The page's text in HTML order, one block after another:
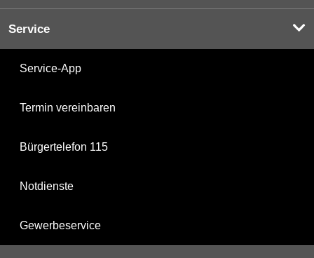
Service
Service-App
Termin vereinbaren
Bürgertelefon 115
Notdienste
Gewerbeservice